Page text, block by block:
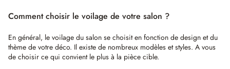
Comment choisir le voilage de votre salon ?
En général, le voilage du salon se choisit en fonction de design et du
thème de votre déco. Il existe de nombreux modèles et styles. A vous
de choisir ce qui convient le plus à la pièce cible.